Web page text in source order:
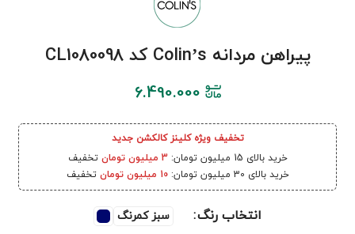
پیراهن مردانه Colin’s کد CL1080098
6.490.000
تخفیف ویژه کلینز کالکشن جدید
خرید بالای 15 میلیون تومان:
3 میلیون تومان
تخفیف
خرید بالای 30 میلیون تومان:
10 میلیون تومان تخفیف
انتخاب رنگ سبز کمرنگ